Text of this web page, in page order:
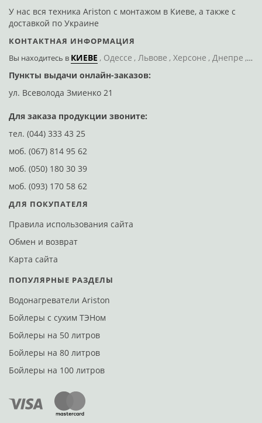
У нас вся техника Ariston с монтажом в Киеве, а также с
доставкой по Украине
КОНТАКТНАЯ ИНФОРМАЦИЯ
Вы находитесь в КИЕВЕ Одессе Львове Херсоне Днепре
Пункты выдачи онлайн-заказов:
ул. Всеволода Змиенко 21
Для заказа продукции звоните:
тел. (044) 333 43 25
моб. (067) 814 95 62
моб. (050) 180 30 39
моб. (093) 170 58 62
ДЛЯ ПОКУПАТЕЛЯ
Правила использования сайта
Обмен и возврат
Карта сайта
ПОПУЛЯРНЫЕ РАЗДЕЛЫ
Водонагреватели Ariston
Бойлеры с сухим ТЭНом
Бойлеры на 50 литров
Бойлеры на 80 литров
Бойлеры на 100 литров